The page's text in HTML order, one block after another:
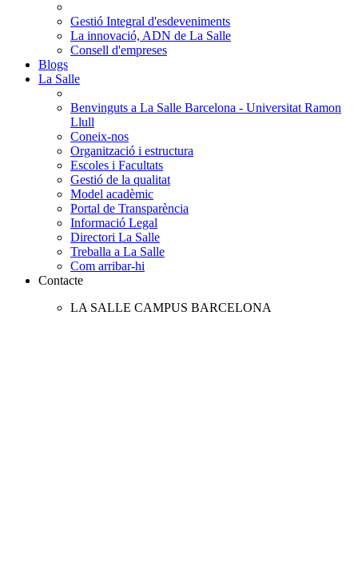
Gestió Integral d'esdeveniments
La innovació, ADN de La Salle
Consell d'empreses
Blogs
La Salle
Benvinguts a La Salle Barcelona - Universitat Ramon
Llull
Coneix-nos
Organització i estructura
Escoles i Facultats
Gestió de la qualitat
Model acadèmic
Portal de Transparència
Informació Legal
Directori La Salle
Treballa a La Salle
Com arribar-hi
Contacte
LA SALLE CAMPUS BARCELONA